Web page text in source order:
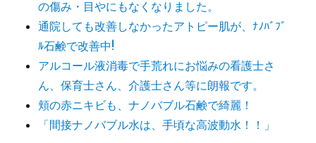
の傷み・目やにもなくなりました。
通院しても改善しなかったアトピー肌が、ﾅﾉﾊﾞﾌﾞ
ﾙ石鹸で改善中!
アルコール液消毒で手荒れにお悩みの看護士さ
ん、保育士さん、介護士さん等に朗報です。
頬の赤ニキビも、ナノバブル石鹸で綺麗！
「間接ナノバブル水は、手頃な高波動水！！」